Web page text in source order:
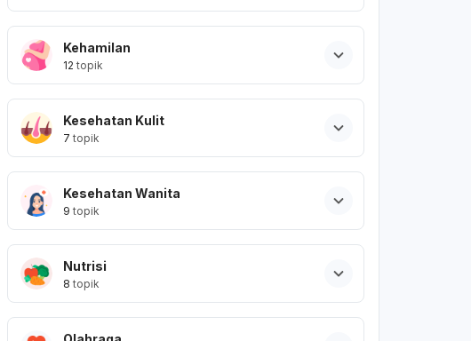
Kehamilan
12 topik
Kesehatan Kulit
7 topik
Kesehatan Wanita
9 topik
Nutrisi
8 topik